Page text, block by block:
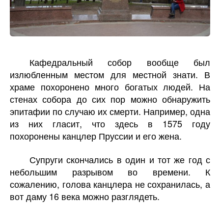
Кафедральный собор вообще был
излюбленным местом для местной знати. В
храме похоронено много богатых людей. На
стенах собора до сих пор можно обнаружить
эпитафии по случаю их смерти. Например, одна
из них гласит, что здесь в 1575 году
похоронены канцлер Пруссии и его жена.
Супруги скончались в один и тот же год с
небольшим разрывом во времени. К
сожалению, голова канцлера не сохранилась, а
вот даму 16 века можно разглядеть.